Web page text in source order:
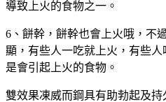
導致上火的食物之一。
6、餅幹，餅幹也會上火哦，不
顯，有些人一吃就上火，有些
是會引起上火的食物。
雙效果凍威而鋼具有助勃起及